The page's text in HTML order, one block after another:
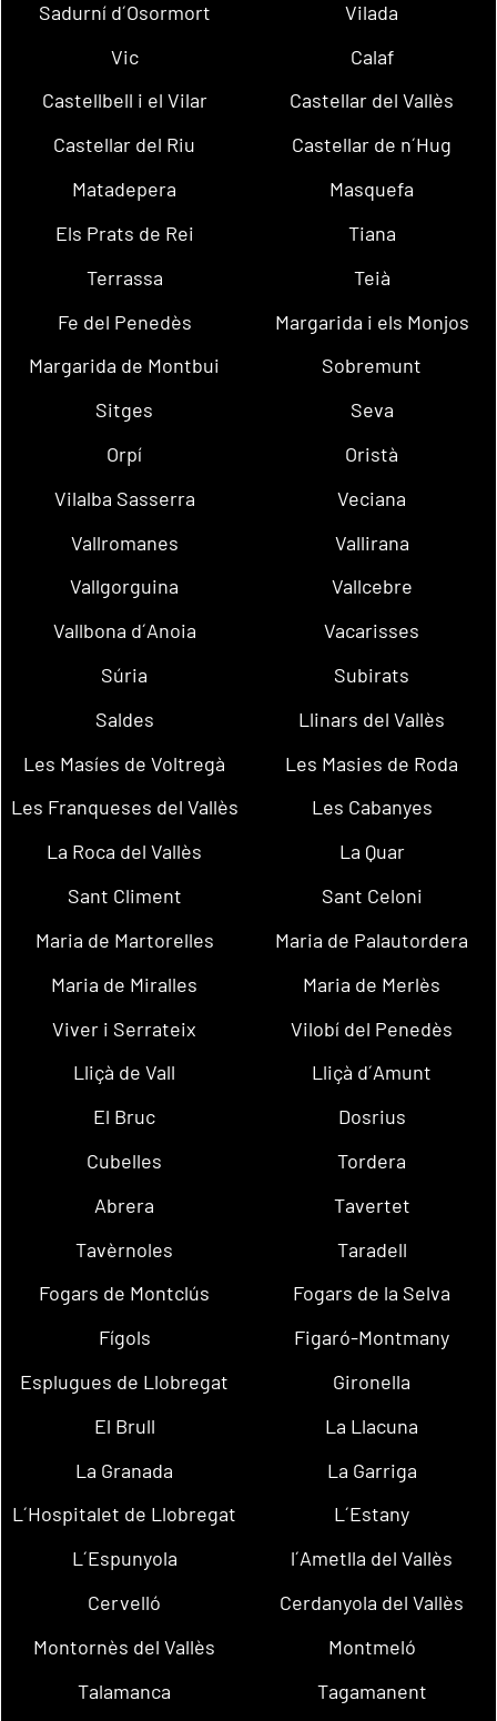
Sadurní d´Osormort
Vilada
Vic
Calaf
Castellbell i el Vilar
Castellar del Vallès
Castellar del Riu
Castellar de n´Hug
Matadepera
Masquefa
Els Prats de Rei
Tiana
Terrassa
Teià
Fe del Penedès
Margarida i els Monjos
Margarida de Montbui
Sobremunt
Sitges
Seva
Orpí
Oristà
Vilalba Sasserra
Veciana
Vallromanes
Vallirana
Vallgorguina
Vallcebre
Vallbona d´Anoia
Vacarisses
Súria
Subirats
Saldes
Llinars del Vallès
Les Masíes de Voltregà
Les Masies de Roda
Les Franqueses del Vallès
Les Cabanyes
La Roca del Vallès
La Quar
Sant Climent
Sant Celoni
Maria de Martorelles
Maria de Palautordera
Maria de Miralles
Maria de Merlès
Viver i Serrateix
Vilobí del Penedès
Lliçà de Vall
Lliçà d´Amunt
El Bruc
Dosrius
Cubelles
Tordera
Abrera
Tavertet
Tavèrnoles
Taradell
Fogars de Montclús
Fogars de la Selva
Fígols
Figaró-Montmany
Esplugues de Llobregat
Gironella
El Brull
La Llacuna
La Granada
La Garriga
L´Hospitalet de Llobregat
L´Estany
L´Espunyola
l´Ametlla del Vallès
Cervelló
Cerdanyola del Vallès
Montornès del Vallès
Montmeló
Talamanca
Tagamanent